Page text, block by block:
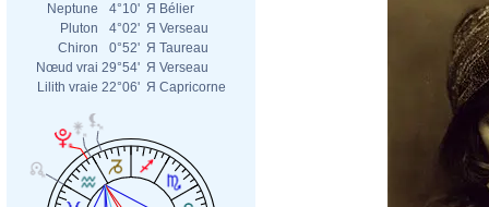
Neptune
4°10' Я Bélier
Pluton
4°02' Я Verseau
Chiron
0°52' Я Taureau
Nœud vrai 29°54' Я Verseau
Lilith vraie 22°06' Я Capricorne